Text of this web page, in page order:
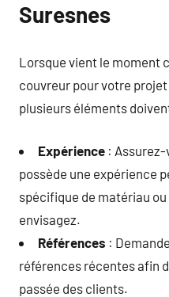
Suresnes
Lorsque vient le moment
couvreur pour votre
plusieurs éléments
Expérience :
possède une expérience
spécifique de matériau
envisagez.
Références :
références récentes afin
passée des clients.